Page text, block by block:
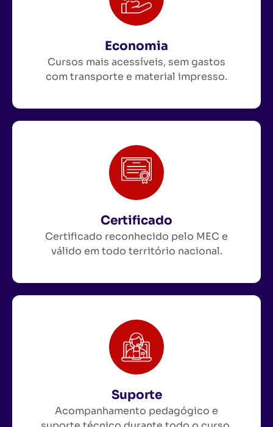
Economia
Cursos mais acessíveis, sem gastos
com transporte e material impresso.
Certificado
Certificado reconhecido pelo MEC e
válido em todo território nacional.
Suporte
Acompanhamento pedagógico e